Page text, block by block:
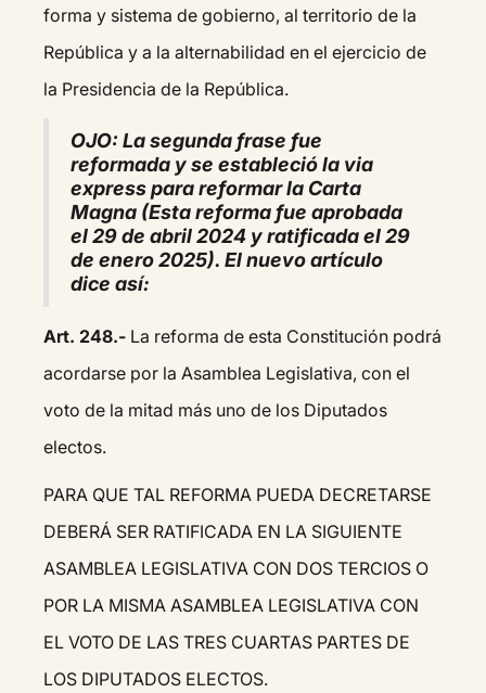
forma y sistema de gobierno, al territorio de la
República y a la alternabilidad en el ejercicio de
la Presidencia de la República.
OJO: La segunda frase fue
reformada y se estableció la via
express para reformar la Carta
Magna (Esta reforma fue aprobada
el 29 de abril 2024 y ratificada el 29
de enero 2025). El nuevo artículo
dice así:
Art. 248.- La reforma de esta Constitución podrá
acordarse por la Asamblea Legislativa, con el
voto de la mitad más uno de los Diputados
electos.
PARA QUE TAL REFORMA PUEDA DECRETARSE
DEBERÁ SER RATIFICADA EN LA SIGUIENTE
ASAMBLEA LEGISLATIVA CON DOS TERCIOS O
POR LA MISMA ASAMBLEA LEGISLATIVA CON
EL VOTO DE LAS TRES CUARTAS PARTES DE
LOS DIPUTADOS ELECTOS.